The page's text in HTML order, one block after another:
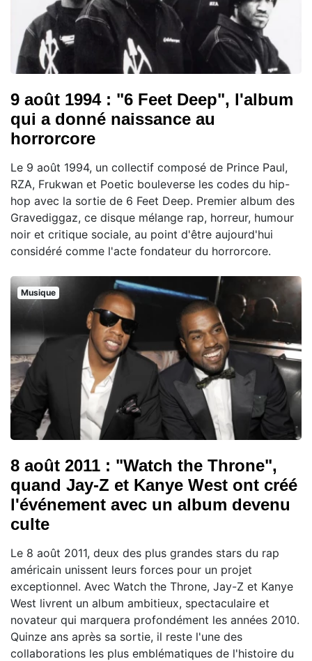
9 août 1994 : "6 Feet Deep", l'album
qui a donné naissance au
horrorcore
Le 9 août 1994, un collectif composé de Prince Paul,
RZA, Frukwan et Poetic bouleverse les codes du hip-
hop avec la sortie de 6 Feet Deep. Premier album des
Gravediggaz, ce disque mélange rap, horreur, humour
noir et critique sociale, au point d'être aujourd'hui
considéré comme l'acte fondateur du horrorcore.
Musique
8 août 2011 : "Watch the Throne",
quand Jay-Z et Kanye West ont créé
l'événement avec un album devenu
culte
Le 8 août 2011, deux des plus grandes stars du rap
américain unissent leurs forces pour un projet
exceptionnel. Avec Watch the Throne, Jay-Z et Kanye
West livrent un album ambitieux, spectaculaire et
novateur qui marquera profondément les années 2010.
Quinze ans après sa sortie, il reste l'une des
collaborations les plus emblématiques de l'histoire du